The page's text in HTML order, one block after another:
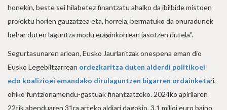
honekin, beste sei hilabetez finantzatu ahalko da ibilbide mistoen
proiektu horien gauzatzea eta, horrela, bermatuko da onuradunek
behar duten laguntza modu eraginkorrean jasotzen dutela''.
Segurtasunaren arloan, Eusko Jaurlaritzak onespena eman dio
Eusko Legebiltzarrean ordezkaritza duten alderdi politikoei
edo koalizioei emandako dirulaguntzen bigarren ordainketari,
ohiko funtzionamendu-gastuak finantzatzeko. 2024ko apirilaren
22tik abenduaren 31ra arteko aldiari dagokio, 3,1 milioi euro baino